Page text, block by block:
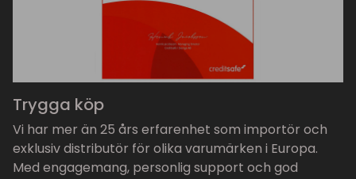
Trygga köp
Vi har mer än 25 års erfarenhet som importör och
exklusiv distributör för olika varumärken i Europa.
Med engagemang, personlig support och god